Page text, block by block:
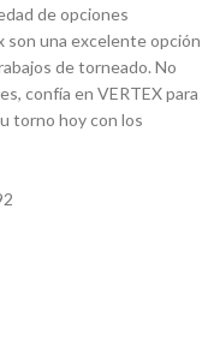
de opciones
son una excelente opción
de torneado. No
confí­a en VERTEX para
torno hoy con los